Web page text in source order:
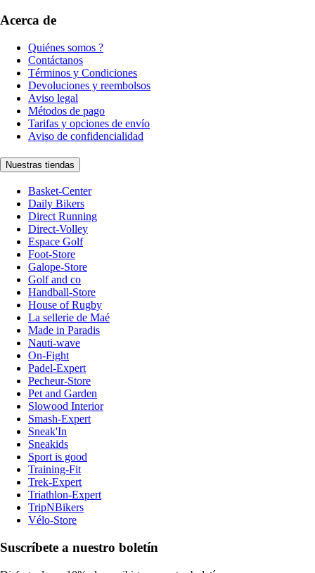
Acerca de
Quiénes somos ?
Contáctanos
Términos y Condiciones
Devoluciones y reembolsos
Aviso legal
Métodos de pago
Tarifas y opciones de envío
Aviso de confidencialidad
Nuestras tiendas
Basket-Center
Daily Bikers
Direct Running
Direct-Volley
Espace Golf
Foot-Store
Galope-Store
Golf and co
Handball-Store
House of Rugby
La sellerie de Maé
Made in Paradis
Nauti-wave
On-Fight
Padel-Expert
Pecheur-Store
Pet and Garden
Slowood Interior
Smash-Expert
Sneak'In
Sneakids
Sport is good
Training-Fit
Trek-Expert
Triathlon-Expert
TripNBikers
Vélo-Store
Suscríbete a nuestro boletín